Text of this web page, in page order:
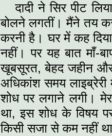
दादी ने सिर पीट
बोलने लगतीं। मैंने तय
करनी है। घर में कह
नहीं। पर यह बात माँ-
खूबसूरत, बेहद जहीन
अधिकांश समय
शोध पर लगाने लगी।
था, इस शोध के विषय
किसी सजा से कम नहीं